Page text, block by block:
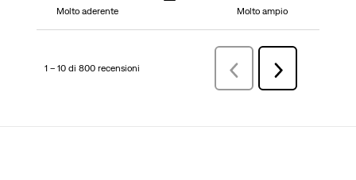
Molto aderente
Molto ampio
1 – 10 di 800 recensioni Precedenterecensioni
Successiva
recensioni